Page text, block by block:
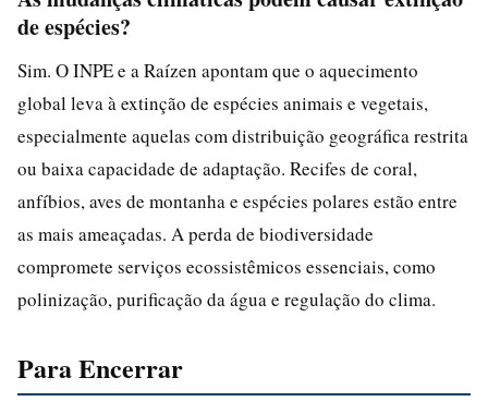
de espécies?
Sim. O INPE e a Raízen apontam que o aquecimento
global leva à extinção de espécies animais e vegetais,
especialmente aquelas com distribuição geográfica restrita
ou baixa capacidade de adaptação. Recifes de coral,
anfíbios, aves de montanha e espécies polares estão entre
as mais ameaçadas. A perda de biodiversidade
compromete serviços ecossistêmicos essenciais, como
polinização, purificação da água e regulação do clima.
Para Encerrar